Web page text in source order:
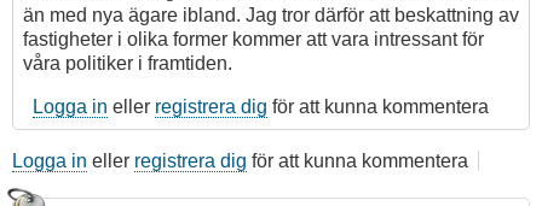
än med nya ägare ibland. Jag tror därför att beskattning av
fastigheter i olika former kommer att vara intressant för
våra politiker i framtiden.
Logga in eller registrera dig för att kunna kommentera
Logga in eller registrera dig för att kunna kommentera